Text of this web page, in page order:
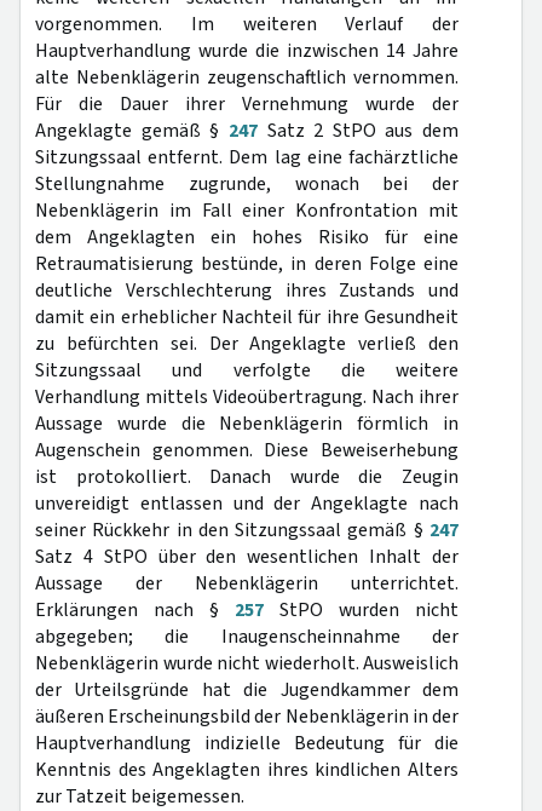
vorgenommen. Im weiteren Verlauf der
Hauptverhandlung wurde die inzwischen 14 Jahre
alte Nebenklägerin zeugenschaftlich vernommen.
Für die Dauer ihrer Vernehmung wurde der
Angeklagte gemäß § 247Satz 2 StPO aus dem
Sitzungssaal entfernt. Dem lag eine fachärztliche
Stellungnahme zugrunde, wonach bei der
Nebenklägerin im Fall einer Konfrontation mit
dem Angeklagten ein hohes Risiko für eine
Retraumatisierung bestünde, in deren Folge eine
deutliche Verschlechterung ihres Zustands und
damit ein erheblicher Nachteil für ihre Gesundheit
zu befürchten sei. Der Angeklagte verließ den
Sitzungssaal und verfolgte die weitere
Verhandlung mittels Videoübertragung. Nach ihrer
Aussage wurde die Nebenklägerin förmlich in
Augenschein genommen. Diese Beweiserhebung
ist protokolliert. Danach wurde die Zeugin
unvereidigt entlassen und der Angeklagte nach
seiner Rückkehr in den Sitzungssaal gemäß § 247
Satz 4 StPO über den wesentlichen Inhalt der
Aussage der Nebenklägerin unterrichtet.
Erklärungen nach § 257 StPO wurden nicht
abgegeben; die Inaugenscheinnahme der
Nebenklägerin wurde nicht wiederholt. Ausweislich
der Urteilsgründe hat die Jugendkammer dem
äußeren Erscheinungsbild der Nebenklägerin in der
Hauptverhandlung indizielle Bedeutung für die
Kenntnis des Angeklagten ihres kindlichen Alters
zur Tatzeit beigemessen.